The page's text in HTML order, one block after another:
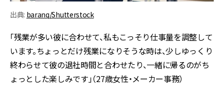
出典: baranq/Shutterstock
「残業が多い彼に合わせて、私もこっそり仕事量を調整して
います。ちょっとだけ残業になりそうな時は、少しゆっくり
終わらせて彼の退社時間と合わせたり、一緒に帰るのがち
ょっとした楽しみです」（27歳女性・メーカー事務）